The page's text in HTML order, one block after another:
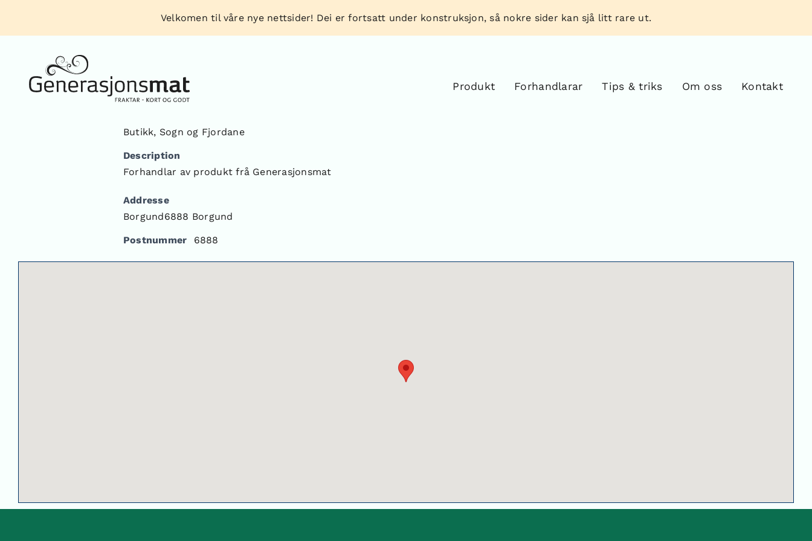
Velkomen til våre nye nettsider! Dei er fortsatt under konstruksjon, så nokre sider kan sjå litt rare ut.
Produkt Forhandlarar Tips & triks Om oss Kontakt
Butikk, Sogn og Fjordane
Description
Forhandlar av produkt frå Generasjonsmat
Addresse
Borgund6888 Borgund
Postnummer 6888